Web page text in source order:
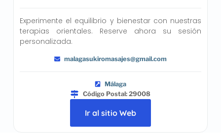
Experimente el equilibrio y bienestar con nuestras
terapias orientales. Reserve ahora su sesión
personalizada.
malagasukiromasajes@gmail.com
Málaga
Código Postal: 29008
Ir al sitio Web